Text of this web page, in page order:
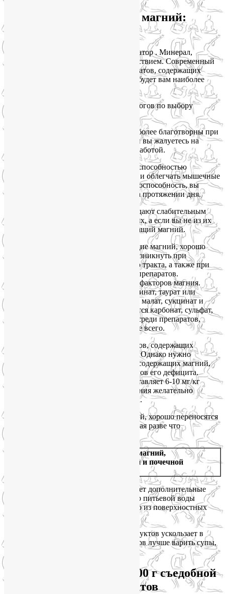
Препараты, содержащие магний:
Магний — это природный транквилизатор . Минерал,
который обладает антистрессовым действием. Современный
рынок предлагает широкий ряд препаратов, содержащих
магний. Как определить, какой из них будет вам наиболее
Вот несколько рекомендаций фармакологов по выбору
Глицинат или таурат магния будут наиболее благотворны при
высоком уровне стресса, особенно если вы жалуетесь на
сердце или перегружены умственной работой.
Малат и оротат магния славятся своей способностью
расслаблять перенапряженные мышцы и облегчать мышечные
боли. Одновременно улучшается работоспособность, вы
чувствуете себя бодрее и энергичнее на протяжении дня.
Оксид, карбонат и цитрат магния обладают слабительным
действием. Это эффект порадует многих, а если вы не из их
числа, ищите другой препарат, содержащий магний.
Однако не всегда препараты, содержащие магний, хорошо
усваиваются. Такая проблема может возникнуть при
некоторых болезнях пищеварительного тракта, а также при
приеме определенных лекарственных препаратов.
Коэффициент усвоения зависит и от кофакторов магния.
Лучше всего всасываются цитрат, глицинат, таурат или
аспартат магния. Неплохо усваиваются малат, сукцинат и
фумарат магния. Хуже всего усваиваются карбонат, сульфат,
глюконат и оксид магния, неслучайно среди препаратов,
содержащих магний, они стоят дешевле всего.
Рекомендуемая суточная доза препаратов, содержащих
магний, обычно составляет 300-400 мг. Однако нужно
учитывать, что дозировка препаратов, содержащих магний,
зависит от рациона и наличия симптомов его дефицита.
Средняя доза для детей и взрослых составляет 6-10 мг/кг
идеального (!) веса. Для лучшего усвоения желательно
разделить суточную дозу на 2-3 приема.
Обычно препараты, содержащие магний, хорошо переносятся
и лишены побочных эффектов, исключая разве что
препараты, содержащие магний,
противопоказаны людям с сердечной и почечной
Вода из глубоких колодцев обеспечивает дополнительные
источники магния. К сожалению, забор питьевой воды
человека происходит преимущественно из поверхностных
При варке и запекании магний из продуктов ускользает в
воду, поэтому для сохранения минералов лучше варить супы,
Содержание магния в 100 г съедобной
части продуктов